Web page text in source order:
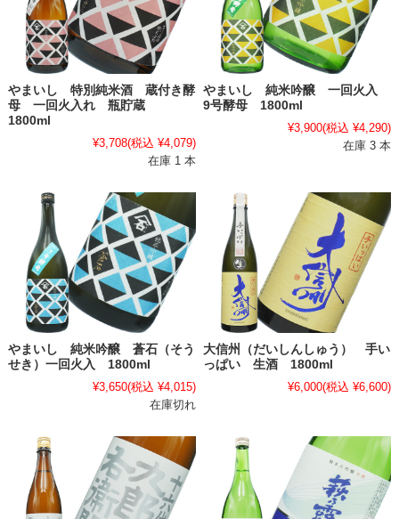
やまいし 特別純米酒 蔵付き酵
母 一回火入れ 瓶貯蔵
1800ml
¥3,708(税込 ¥4,079)
在庫 1 本
やまいし 純米吟醸 一回火入
9号酵母 1800ml
¥3,900(税込 ¥4,290)
在庫 3 本
やまいし 純米吟醸 蒼石（そう
せき）一回火入 1800ml
¥3,650(税込 ¥4,015)
在庫切れ
大信州（だいしんしゅう） 手い
っぱい 生酒 1800ml
¥6,000(税込 ¥6,600)